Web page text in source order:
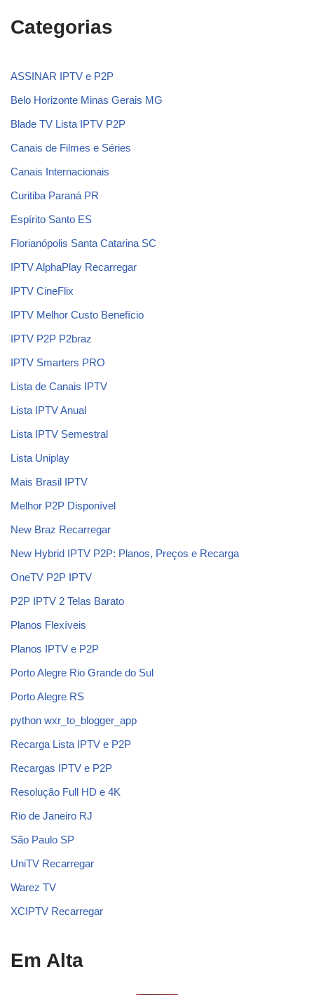
Categorias
ASSINAR IPTV e P2P
Belo Horizonte Minas Gerais MG
Blade TV Lista IPTV P2P
Canais de Filmes e Séries
Canais Internacionais
Curitiba Paraná PR
Espírito Santo ES
Florianópolis Santa Catarina SC
IPTV AlphaPlay Recarregar
IPTV CineFlix
IPTV Melhor Custo Benefício
IPTV P2P P2braz
IPTV Smarters PRO
Lista de Canais IPTV
Lista IPTV Anual
Lista IPTV Semestral
Lista Uniplay
Mais Brasil IPTV
Melhor P2P Disponível
New Braz Recarregar
New Hybrid IPTV P2P: Planos, Preços e Recarga
OneTV P2P IPTV
P2P IPTV 2 Telas Barato
Planos Flexíveis
Planos IPTV e P2P
Porto Alegre Rio Grande do Sul
Porto Alegre RS
python wxr_to_blogger_app
Recarga Lista IPTV e P2P
Recargas IPTV e P2P
Resolução Full HD e 4K
Rio de Janeiro RJ
São Paulo SP
UniTV Recarregar
Warez TV
XCIPTV Recarregar
Em Alta